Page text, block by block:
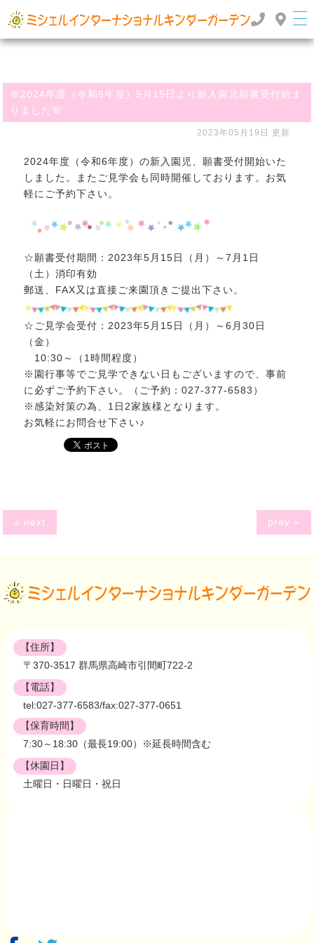
ーガーデン
TOP
🌸2024年度（令和6年度）5月15日より新入園児願書受付始ま
りました🌸
2023年05月19日 更新
2024年度（令和6年度）の新入園児、願書受付開始いた
しました。またご見学会も同時開催しております。お気
軽にご予約下さい。
☆願書受付期間：2023年5月15日（月）～7月1日
（土）消印有効
郵送、FAX又は直接ご来園頂きご提出下さい。
☆ご見学会受付：2023年5月15日（月）～6月30日
（金）
10:30～（1時間程度）
※園行事等でご見学できない日もございますので、事前
に必ずご予約下さい。（ご予約：027-377-6583）
※感染対策の為、1日2家族様となります。
お気軽にお問合せ下さい♪
« next prev »
【住所】
〒370-3517 群馬県高崎市引間町722-2
【電話】
tel:027-377-6583/fax:027-377-0651
【保育時間】
7:30～18:30（最長19:00）※延長時間含む
【休園日】
土曜日・日曜日・祝日